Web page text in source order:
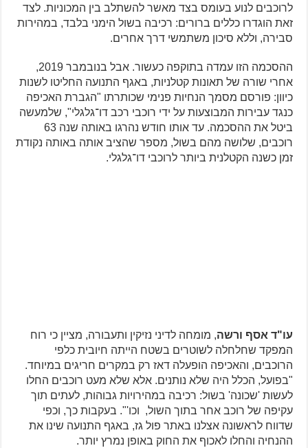
לרוכבים לנוע בעומס בצד מאשר להשתלב בין המכוניות. לצד
זאת הוגדרו כללים ברורים: רכיבה בשול הימני בלבד, במהירות
סבירה, וללא סיכון משתמשי דרך אחרים.
ההסכמה הזו עמדה בתוקפה כעשור. אבל בנובמבר 2019,
אחרי שורה של תאונות קטלניות, באגף התנועה החליטו לשנות
כיוון: פורסם מסמך הנחיות פנימי שכותרתו "הגברת האכיפה
כנגד עבירות המבוצעות על ידי רוכבי רכב דו־גלגלי", שלמעשה
ביטל את ההסכמה. עד אותו חודש נהרגו באותה שנה 63
רוכבים, שלושה מהם בשול, מספר שהציב אותה באותה נקודת
זמן כשנה הקטלנית ביותר לרוכבי דו־גלגלי.
עו"ד אסף ורשה, מומחה לדיני נזיקין ותעבורה, מציין כי רוח
המפקד שחלחלה לשוטרים בשטח הייתה חיובית כלפי
הרוכבים, והאכיפה הופעלה דאז רק במקרים חריגים במיוחד.
"בפועל, הכלל היה שלא נותנים. אלא שלא מעט רוכבים החלו
לעשות 'שכונה' בשול: רכיבה במהירויות גבוהות, לעתים תוך
עקיפה של רוכב אחר בתוך השול, וכו'". בעקבות כך, וכפי
שדווח לראשונה אצלנו באתר פול גז, באגף התנועה שינו את
ההנחיה והחלו לאכוף את החוק באופן נמרץ יותר.